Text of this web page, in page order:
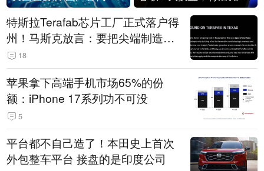
特斯拉Terafab芯片工厂正式落户得
州！马斯克放言：要把尖端制造带
回美国
18
苹果拿下高端手机市场65%的份
额：iPhone 17系列功不可没
5
平台都不自己造了！本田史上首次
外包整车平台 接盘的是印度公司